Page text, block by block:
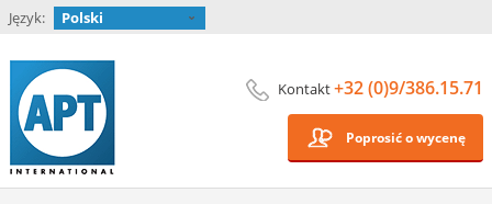
Język: Polski
Kontakt+32 (0)9/386.15.71
Poprosić o wycenę